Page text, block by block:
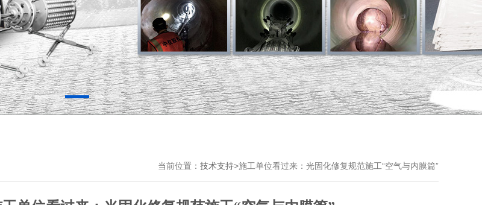
当前位置： 技术支持>施工单位看过来：光固化修复规范施工“空气与内膜篇”